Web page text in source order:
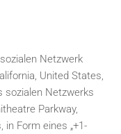
Netzwerk
United States,
sozialen Netzwerks
Parkway,
in Form eines „+1-